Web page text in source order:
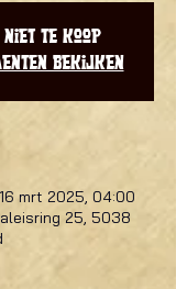
te koop
bekijken
mrt 2025, 04:00
25, 5038